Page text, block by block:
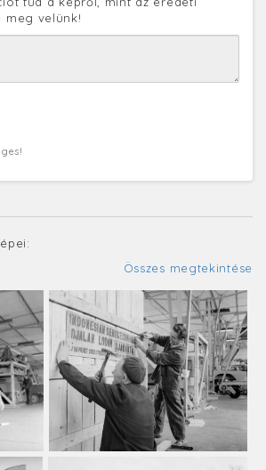
meg velünk!
Összes megtekintése